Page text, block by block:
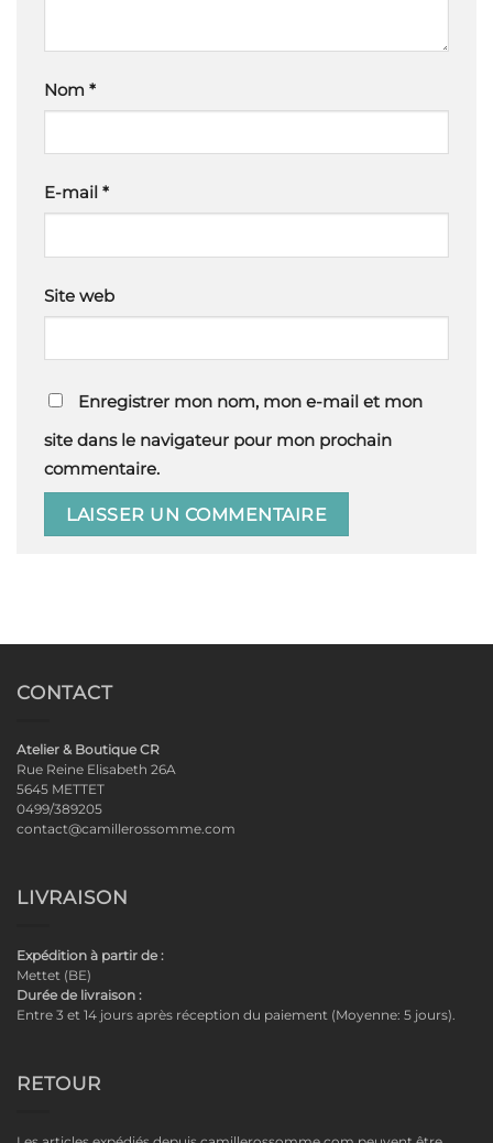
Nom *
E-mail *
Site web
Enregistrer mon nom, mon e-mail et mon
site dans le navigateur pour mon prochain
commentaire.
CONTACT
Atelier & Boutique CR
Rue Reine Elisabeth 26A
5645 METTET
0499/389205
contact@camillerossomme.com
LIVRAISON
Expédition à partir de :
Mettet (BE)
Durée de livraison :
Entre 3 et 14 jours après réception du paiement (Moyenne: 5 jours).
RETOUR